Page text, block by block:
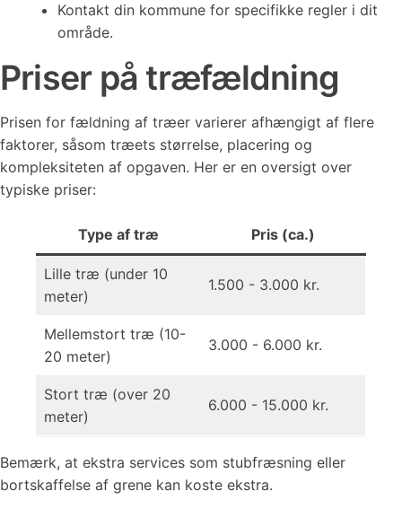
Kontakt din kommune for specifikke regler i dit
område.
Priser på træfældning
Prisen for fældning af træer varierer afhængigt af flere
faktorer, såsom træets størrelse, placering og
kompleksiteten af opgaven. Her er en oversigt over
typiske priser:
Type af træ Pris (ca.)
Lille træ (under 10
meter)
1.500 - 3.000 kr.
Mellemstort træ (10-
20 meter)
3.000 - 6.000 kr.
Stort træ (over 20
meter)
6.000 - 15.000 kr.
Bemærk, at ekstra services som stubfræsning eller
bortskaffelse af grene kan koste ekstra.